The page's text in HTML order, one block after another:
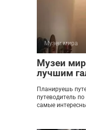
Музеи мира
Музеи
лучшим
Планируешь
путеводитель
самые